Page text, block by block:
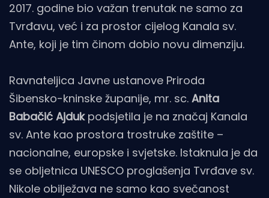
2017. godine bio važan trenutak ne samo za
Tvrđavu, već i za prostor cijelog Kanala sv.
Ante, koji je tim činom dobio novu dimenziju.
Ravnateljica Javne ustanove Priroda
Šibensko-kninske županije, mr. sc. Anita
Babačić Ajduk podsjetila je na značaj Kanala
sv. Ante kao prostora trostruke zaštite –
nacionalne, europske i svjetske. Istaknula je da
se obljetnica UNESCO proglašenja Tvrđave sv.
Nikole obilježava ne samo kao svečanost